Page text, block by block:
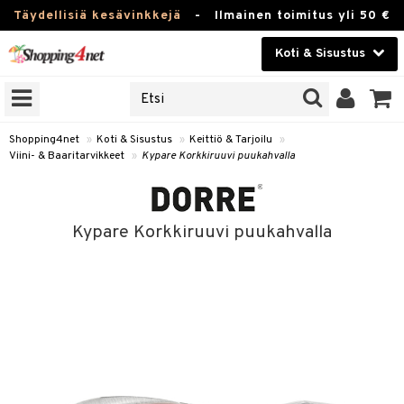
Täydellisiä kesävinkkejä - Ilmainen toimitus yli 50 €
Koti & Sisustus
Kauneudenhoito
Piilolinssit
Shopping4net » Koti & Sisustus » Keittiö & Tarjoilu
»
Viini- & Baaritarvikkeet » Kypare Korkkiruuvi puukahvalla
Kypare Korkkiruuvi puukahvalla
Tee & Espresso